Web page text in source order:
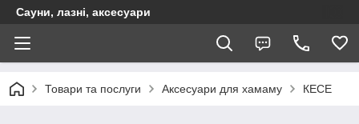
Сауни, лазні, аксесуари
Товари та послуги Аксесуари для хамаму КЕСЕ